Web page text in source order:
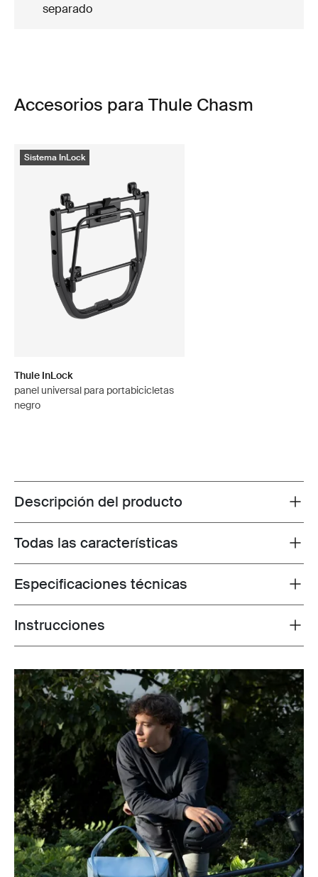
separado
Accesorios para Thule Chasm
Sistema InLock
Thule InLock
panel universal para portabicicletas
negro
Toggle overview
Descripción del producto
Toggle features
Todas las características
Toggle techspec
Especificaciones técnicas
Toggle guides and instructions
Instrucciones